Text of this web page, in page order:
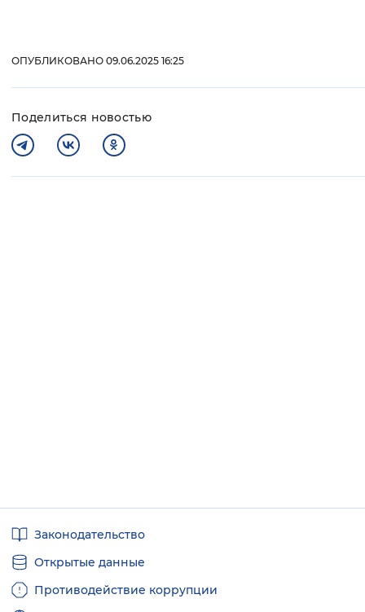
ОПУБЛИКОВАНО 09.06.2025 16:25
Поделиться новостью
ссылкиЗаконодательство
Открытые данные
Противодействие коррупции